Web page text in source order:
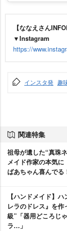
【ななえさん
▼Instagram
https://
インスタ発 趣
関連特集
祖母が遺した“真珠
メイド作家の本気
ばあちゃん喜んでる
【ハンドメイド】
レラのドレス』を
級”「器用どころじ
ラ…」